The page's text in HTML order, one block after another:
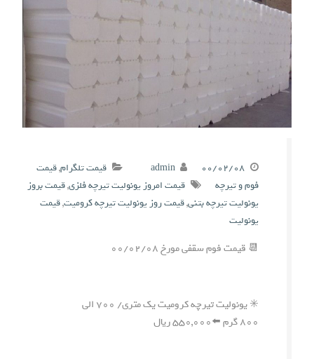
۰۰/۰۲/۰۸ admin قیمت تلگرام,قیمت
فوم و تیرچه
قیمت امروز یونولیت تیرچه فلزی,قیمت بروز
یونولیت تیرچه بتنی,قیمت روز یونولیت تیرچه کرومیت,قیمت
یونولیت
📆 قیمت فوم سقفی مورخ ۰۰/۰۲/۰۸
✳️ یونولیت تیرچه کرومیت یک متری/ ۷۰۰ الی
۸۰۰ گرم ⬅️۵۵۰,۰۰۰ ریال